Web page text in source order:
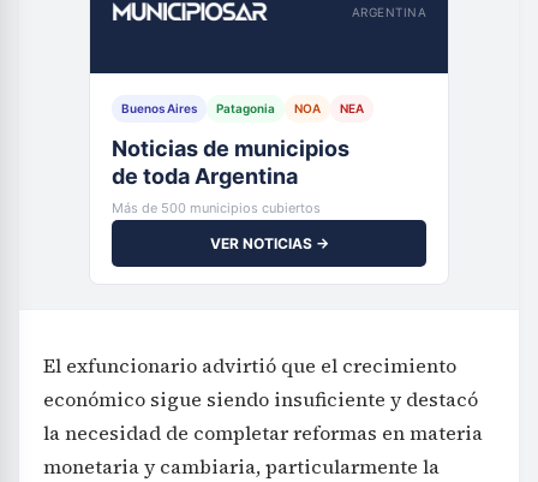
ARGENTINA
Buenos Aires Patagonia NOA NEA
Noticias de municipios
de toda Argentina
Más de 500 municipios cubiertos
VER NOTICIAS →
El exfuncionario advirtió que el crecimiento
económico sigue siendo insuficiente y destacó
la necesidad de completar reformas en materia
monetaria y cambiaria, particularmente la